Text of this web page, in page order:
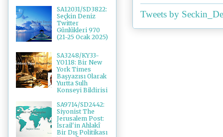
Tweets by
SA12031/SD3822:
Seçkin Deniz
Twitter
Günlükleri 970
(21-25 Ocak 2025)
SA3248/KY33-
YO118: Bir New
York Times
Başyazısı Olarak
Yurtta Sulh
Konseyi Bildirisi
SA9714/SD2442:
Siyonist The
Jerusalem Post:
İsrail'in Ahlakî
Bir Dış Politikası